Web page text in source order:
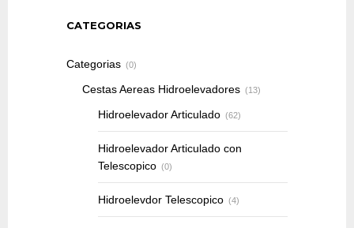
CATEGORIAS
Categorias (0)
Cestas Aereas Hidroelevadores (13)
Hidroelevador Articulado (62)
Hidroelevador Articulado con
Telescopico (0)
Hidroelevdor Telescopico (4)